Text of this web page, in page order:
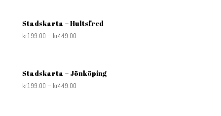
Stadskarta – Hultsfred
kr199.00 – kr449.00
Stadskarta – Jönköping
kr199.00 – kr449.00